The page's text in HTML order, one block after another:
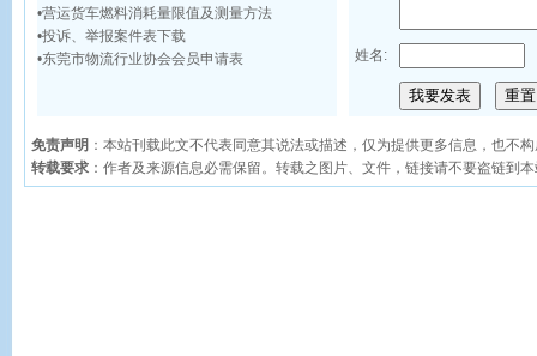
•营运货车燃料消耗量限值及测量方法
•投诉、举报案件表下载
•东莞市物流行业协会会员申请表 姓名:
免责声明 ：本站刊载此文不代表同意其说法或描述，仅为提供更多信息，也不
转载要求 ：作者及来源信息必需保留。转载之图片、文件，链接请不要盗链到